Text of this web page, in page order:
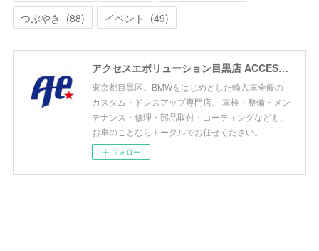
つぶやき (88) イベント (49)
アクセスエボリューション目黒店 ACCESS EVOLUTION MEGURO
東京都目黒区。BMWをはじめとした輸入車全般の
カスタム・ドレスアップ専門店。 車検・整備・メン
テナンス・修理・部品取付・コーティングなども、
お車のことならトータルでお任せください。
フォロー